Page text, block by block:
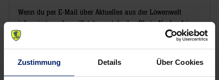
Zustimmung Details Über Cookies
Wenn du per E-Mail über Aktuelles aus der Löwenwelt
informiert werden willst, kannst du den Rhein-Neckar Löwen
Newsletter